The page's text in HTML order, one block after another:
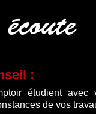
:
étudient
de vos